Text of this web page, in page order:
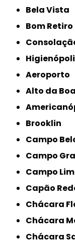
Bela Vista
Bom Retiro
Aeroporto
Alto da
Brooklin
Campo
Campo
Campo
Capão
Chácara
Chácara
Chácara